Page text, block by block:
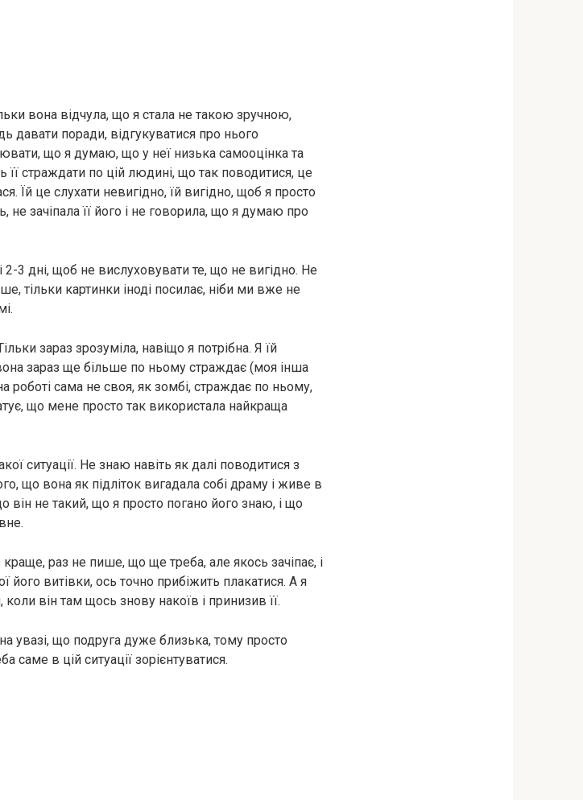
вона відчула, що я стала не такою зручною,
давати поради, відгукуватися про нього
що я думаю, що у неї низька самооцінка та
її страждати по цій людині, що так поводитися, це
Їй це слухати невигідно, їй вигідно, щоб я просто
не зачіпала її його і не говорила, що я думаю про
3 дні, щоб не вислуховувати те, що не вигідно. Не
тільки картинки іноді посилає, ніби ми вже не
зараз зрозуміла, навіщо я потрібна. Я їй
зараз ще більше по ньому страждає (моя інша
сама не своя, як зомбі, страждає по ньому,
що мене просто так використала найкраща
ситуації. Не знаю навіть як далі поводитися з
що вона як підліток вигадала собі драму і живе в
він не такий, що я просто погано його знаю, і що
раз не пише, що ще треба, але якось зачіпає, і
його витівки, ось точно прибіжить плакатися. А я
він там щось знову накоїв і принизив її.
увазі, що подруга дуже близька, тому просто
саме в цій ситуації зорієнтуватися.